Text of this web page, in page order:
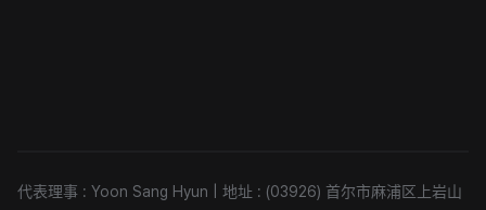
代表理事 : Yoon Sang Hyun
地址 : (03926) 首尔市麻浦区上岩山